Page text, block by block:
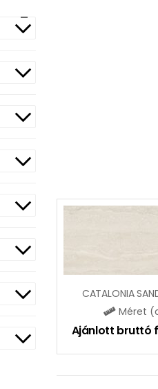
CATALONIA
Méret
Ajánlott bruttó